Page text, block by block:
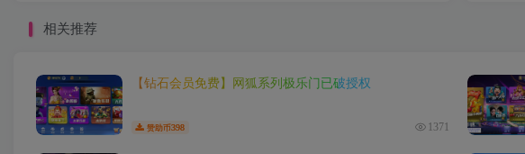
相关推荐
【钻石会员免费】网狐系列极乐门已破授权
赞助币398 1371